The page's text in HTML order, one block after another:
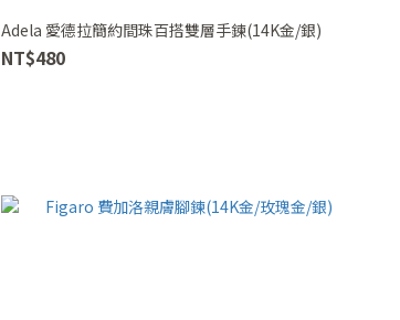
Adela 愛德拉簡約間珠百搭雙層手鍊(14K金/銀)
NT$480